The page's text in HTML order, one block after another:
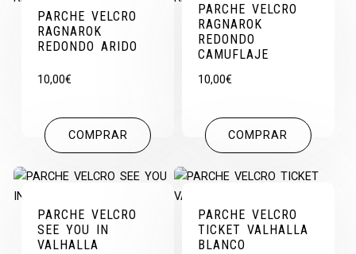
PARCHE VELCRO
RAGNAROK
REDONDO ARIDO
10,00€
COMPRAR
PARCHE VELCRO
RAGNAROK
REDONDO
CAMUFLAJE
10,00€
COMPRAR
PARCHE VELCRO
SEE YOU IN
VALHALLA
PARCHE VELCRO
TICKET VALHALLA
BLANCO